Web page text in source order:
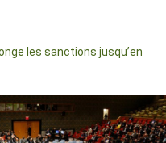
les sanctions jusqu’en